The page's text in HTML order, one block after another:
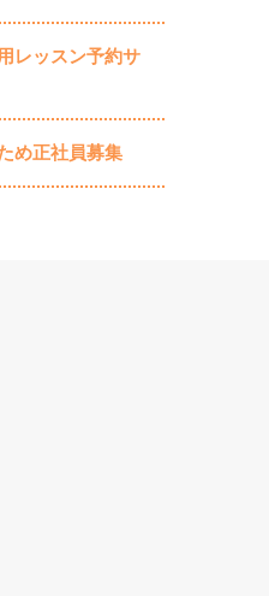
レッスン予約サ
め正社員募集